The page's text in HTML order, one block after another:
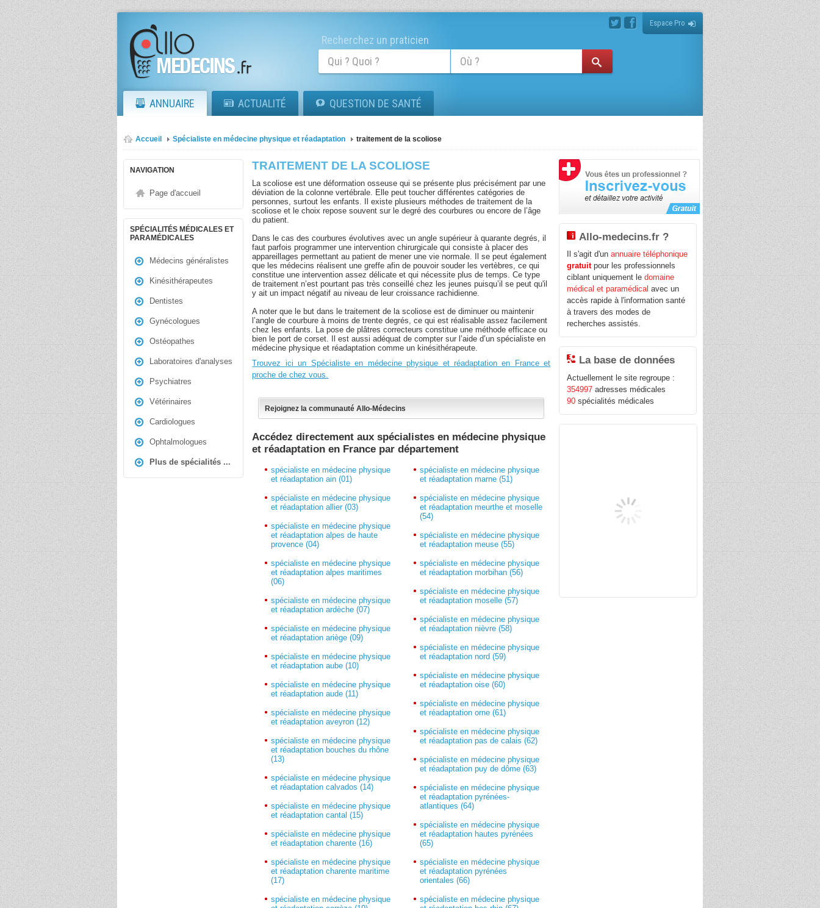
Espace Pro
Recherchez un praticien
ANNUAIRE ACTUALITÉ QUESTION DE SANTÉ
Accueil Spécialiste en médecine physique et réadaptation traitement de la scoliose
NAVIGATION
Page d'accueil
SPÉCIALITÉS MÉDICALES ET
PARAMÉDICALES
Médecins généralistes
Kinésithérapeutes
Dentistes
Gynécologues
Ostéopathes
Laboratoires d'analyses
Psychiatres
Vétérinaires
Cardiologues
Ophtalmologues
Plus de spécialités ...
TRAITEMENT DE LA SCOLIOSE
La scoliose est une déformation osseuse qui se présente plus précisément par une
déviation de la colonne vertébrale. Elle peut toucher différentes catégories de
personnes, surtout les enfants. Il existe plusieurs méthodes de traitement de la
scoliose et le choix repose souvent sur le degré des courbures ou encore de l’âge
du patient.
Dans le cas des courbures évolutives avec un angle supérieur à quarante degrés, il
faut parfois programmer une intervention chirurgicale qui consiste à placer des
appareillages permettant au patient de mener une vie normale. Il se peut également
que les médecins réalisent une greffe afin de pouvoir souder les vertèbres, ce qui
constitue une intervention assez délicate et qui nécessite plus de temps. Ce type
de traitement n’est pourtant pas très conseillé chez les jeunes puisqu’il se peut qu'il
y ait un impact négatif au niveau de leur croissance rachidienne.
A noter que le but dans le traitement de la scoliose est de diminuer ou maintenir
l’angle de courbure à moins de trente degrés, ce qui est réalisable assez facilement
chez les enfants. La pose de plâtres correcteurs constitue une méthode efficace ou
bien le port de corset. Il est aussi adéquat de compter sur l’aide d’un spécialiste en
médecine physique et réadaptation comme un kinésithérapeute.
Trouvez ici un Spécialiste en médecine physique et réadaptation en France et
proche de chez vous.
Rejoignez la communauté Allo-Médecins
Accédez directement aux spécialistes en médecine physique
et réadaptation en France par département
spécialiste en médecine physique
et réadaptation ain (01)
spécialiste en médecine physique
et réadaptation allier (03)
spécialiste en médecine physique
et réadaptation alpes de haute
provence (04)
spécialiste en médecine physique
et réadaptation alpes maritimes
(06)
spécialiste en médecine physique
et réadaptation ardèche (07)
spécialiste en médecine physique
et réadaptation ariège (09)
spécialiste en médecine physique
et réadaptation aube (10)
spécialiste en médecine physique
et réadaptation aude (11)
spécialiste en médecine physique
et réadaptation aveyron (12)
spécialiste en médecine physique
et réadaptation bouches du rhône
(13)
spécialiste en médecine physique
et réadaptation calvados (14)
spécialiste en médecine physique
et réadaptation cantal (15)
spécialiste en médecine physique
et réadaptation charente (16)
spécialiste en médecine physique
et réadaptation charente maritime
(17)
spécialiste en médecine physique
spécialiste en médecine physique
et réadaptation marne (51)
spécialiste en médecine physique
et réadaptation meurthe et moselle
(54)
spécialiste en médecine physique
et réadaptation meuse (55)
spécialiste en médecine physique
et réadaptation morbihan (56)
spécialiste en médecine physique
et réadaptation moselle (57)
spécialiste en médecine physique
et réadaptation nièvre (58)
spécialiste en médecine physique
et réadaptation nord (59)
spécialiste en médecine physique
et réadaptation oise (60)
spécialiste en médecine physique
et réadaptation orne (61)
spécialiste en médecine physique
et réadaptation pas de calais (62)
spécialiste en médecine physique
et réadaptation puy de dôme (63)
spécialiste en médecine physique
et réadaptation pyrénées-
atlantiques (64)
spécialiste en médecine physique
et réadaptation hautes pyrénées
(65)
spécialiste en médecine physique
et réadaptation pyrénées
orientales (66)
spécialiste en médecine physique
Allo-medecins.fr ?
Il s'agit d'unannuaire téléphonique
gratuitpour les professionnels
ciblant uniquement ledomaine
médical et paramédical avec un
accès rapide à l'information santé
à travers des modes de
recherches assistés.
La base de données
Actuellement le site regroupe :
354997 adresses médicales
90 spécialités médicales